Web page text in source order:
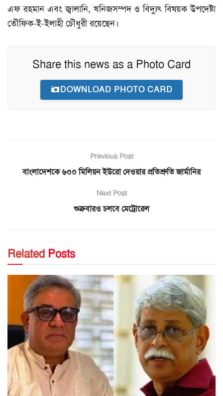
এফ রহমান এবং জ্বালানি, খনিজসম্পদ ও বিদ্যুৎ বিষয়ক উপদেষ্টা
তৌফিক-ই-ইলাহী চৌধুরী রয়েছেন।
Share this news as a Photo Card
DOWNLOAD PHOTO CARD
Previous Post
বাংলাদেশকে ৬০০ মিলিয়ন ইউরো দেওয়ার প্রতিশ্রুতি জার্মানির
Next Post
শুক্রবারও চলবে মেট্রোরেল
Related Posts